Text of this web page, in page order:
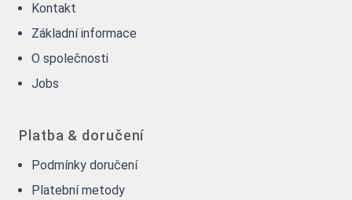
Kontakt
Základní informace
O společnosti
Jobs
Platba & doručení
Podmínky doručení
Platební metody